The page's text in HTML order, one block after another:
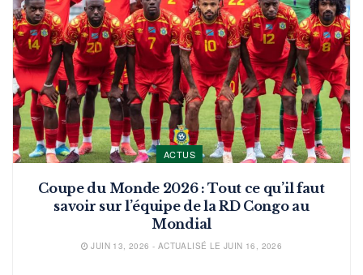
ACTUS
Coupe du Monde 2026 : Tout ce qu’il faut
savoir sur l’équipe de la RD Congo au
Mondial
JUIN 13, 2026 - ACTUALISÉ LE JUIN 16, 2026